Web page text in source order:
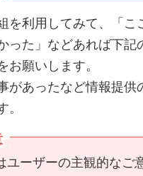
を利用してみて、「こ
った」などあれば下記
お願いします。
があったなど情報提供
。
ユーザーの主観的なご